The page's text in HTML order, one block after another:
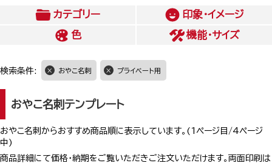
カテゴリー
印象・イメージ
色
機能・サイズ
検索条件: おやこ名刺 プライベート用
おやこ名刺テンプレート
おやこ名刺からおすすめ商品順に表示しています。(1ページ目/4ページ
中)
商品詳細にて価格・納期をご覧いただきご注文いただけます。両面印刷は